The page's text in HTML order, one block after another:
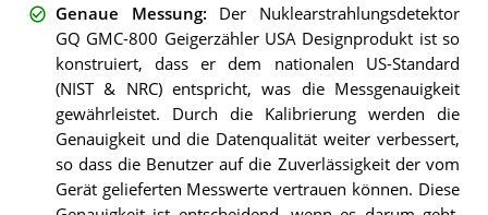
Genaue Messung: Der Nuklearstrahlungsdetektor
GQ GMC-800 Geigerzähler USA Designprodukt ist so
konstruiert, dass er dem nationalen US-Standard
(NIST & NRC) entspricht, was die Messgenauigkeit
gewährleistet. Durch die Kalibrierung werden die
Genauigkeit und die Datenqualität weiter verbessert,
so dass die Benutzer auf die Zuverlässigkeit der vom
Gerät gelieferten Messwerte vertrauen können. Diese